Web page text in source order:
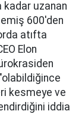
kadar uzanan
600'den
atıfta
Elon
kesmeye ve
iddia